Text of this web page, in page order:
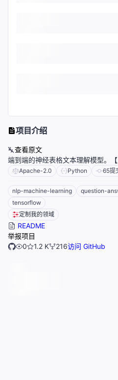
项目介绍
查看原文
端到端的神经表格文本理解模型。【
Apache-2.0 Python 65提
nlp-machine-learning question-
tensorflow
定制我的领域
README
举报项目
0
1.2 K 216访问 GitHub